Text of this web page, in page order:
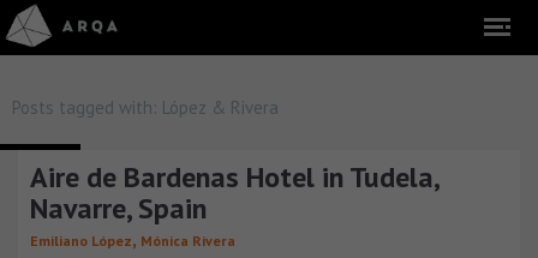
Posts tagged with: López & Rivera
Aire de Bardenas Hotel in Tudela,
Navarre, Spain
Emiliano López, Mónica Rivera